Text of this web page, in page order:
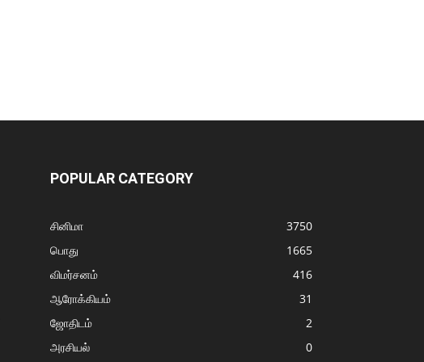
POPULAR CATEGORY
சினிமா
3750
பொது
1665
விமர்சனம்
416
ஆரோக்கியம்
31
ஜோதிடம்
2
அரசியல்
0